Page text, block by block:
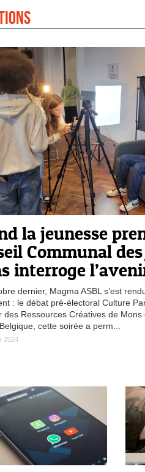
la jeunesse
Communal des
interroge
dernier, Magma ASBL s’est
: le débat pré-électoral Culture
des Ressources Créatives de
cette soirée a perm...
2024